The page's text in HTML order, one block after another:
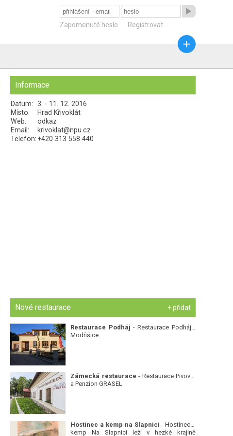

Zapomenuté heslo Registrovat

Informace
Datum:
3. - 11. 12. 2016
Místo:
Hrad Křivoklát
Web:
odkaz
Email:
krivoklat@npu.cz
Telefon: +420 313 558 440
Nové restaurace + přidat
Restaurace Podháj - Restaurace Podháj -
Modřišice
Zámecká restaurace - Restaurace Pivovar
a Penzion GRASEL
Hostinec a kemp na Slapnici - Hostinec a
kemp Na Slapnici leží v hezké krajině